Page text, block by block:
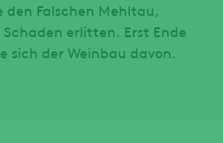
Falschen Mehltau,
erlitten. Erst Ende
sich der Weinbau davon.